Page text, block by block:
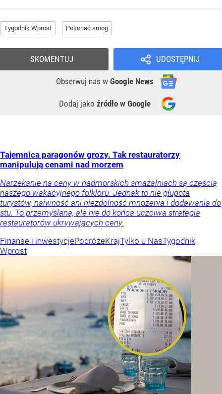
Tygodnik Wprost Pokonać smog
UDOSTĘPNIJ
Obserwuj nas w Google News
Dodaj jako źródło w Google
SKOMENTUJ
Tajemnica paragonów grozy. Tak restauratorzy
manipulują cenami nad morzem
Narzekanie na ceny w nadmorskich smażalniach są częścią
naszego wakacyjnego folkloru. Jednak to nie głupota
turystów, naiwność ani niezdolność mnożenia i dodawania do
stu. To przemyślana, ale nie do końca uczciwa strategia
restauratorów ukrywających ceny.
Finanse i inwestycjePodróżeKrajTylko u NasTygodnik
Wprost